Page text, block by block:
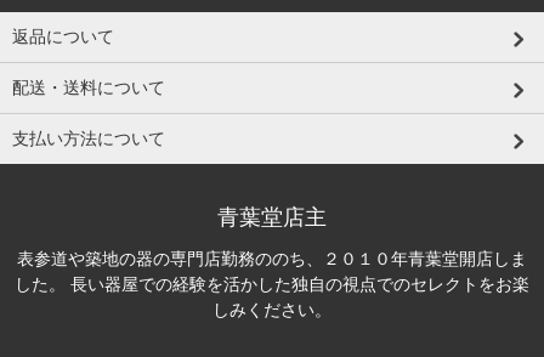
返品について
配送・送料について
支払い方法について
青葉堂店主
表参道や築地の器の専門店勤務ののち、２０１０年青葉堂開店しま
した。 長い器屋での経験を活かした独自の視点でのセレクトをお楽
しみください。